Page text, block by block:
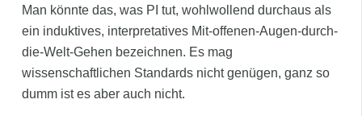
Man könnte das, was PI tut, wohlwollend durchaus als
ein induktives, interpretatives Mit-offenen-Augen-durch-
die-Welt-Gehen bezeichnen. Es mag
wissenschaftlichen Standards nicht genügen, ganz so
dumm ist es aber auch nicht.